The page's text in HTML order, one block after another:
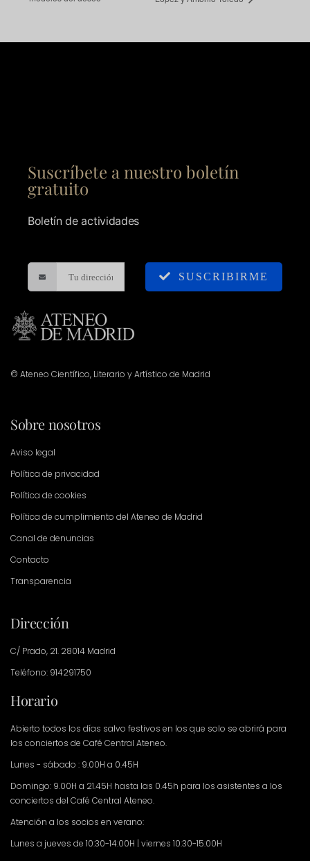
Suscríbete a nuestro boletín
gratuito
Boletín de actividades
SUSCRIBIRME
© Ateneo Científico, Literario y Artístico de Madrid
Sobre nosotros
Aviso legal
Política de privacidad
Política de cookies
Política de cumplimiento del Ateneo de Madrid
Canal de denuncias
Contacto
Transparencia
Dirección
C/ Prado, 21. 28014 Madrid
Teléfono: 914291750
Horario
Abierto todos los días salvo festivos en los que solo se abrirá para
los conciertos de Café Central Ateneo.
Lunes - sábado : 9.00H a 0.45H
Domingo: 9.00H a 21.45H hasta las 0.45h para los asistentes a los
conciertos del Café Central Ateneo.
Atención a los socios en verano:
Lunes a jueves de 10:30-14:00H | viernes 10:30-15:00H